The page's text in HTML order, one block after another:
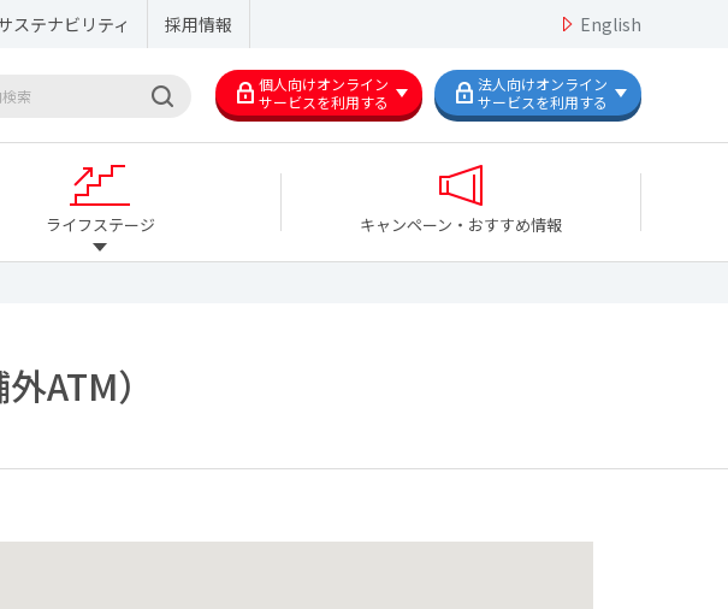
ステナビリティ 採用情報 English
個人向けオンライン
サービスを利用する
法人向けオンライン
サービスを利用する
ライフステージ キャンペーン・おすすめ情報
ATM）